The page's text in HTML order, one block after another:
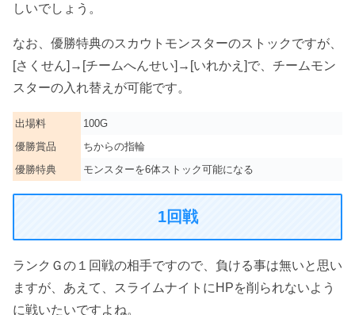
しいでしょう。
なお、優勝特典のスカウトモンスターのストックですが、
[さくせん]→[チームへんせい]→[いれかえ]で、チームモン
スターの入れ替えが可能です。
出場料
100G
優勝賞品
ちからの指輪
優勝特典
モンスターを6体ストック可能になる
1回戦
ランクＧの１回戦の相手ですので、負ける事は無いと思い
ますが、あえて、スライムナイトにHPを削られないよう
に戦いたいですよね。